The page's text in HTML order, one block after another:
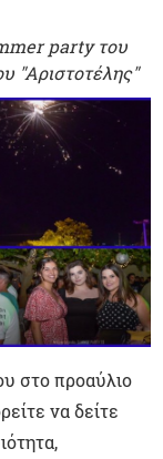
party του
"Αριστοτέλης"
στο προαύλιο
να δείτε